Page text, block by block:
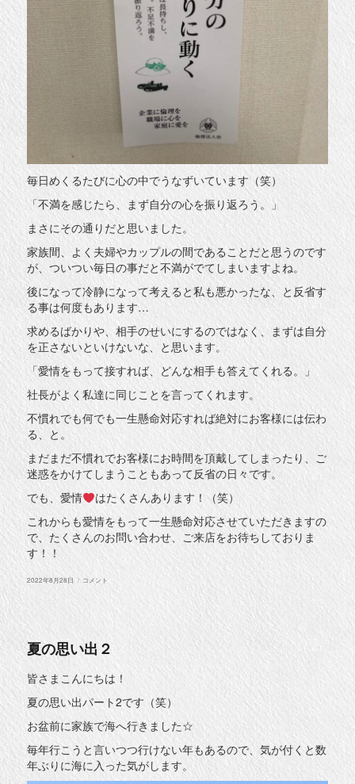
毎日めくるたびに心の中でうなずいています（笑）
「不満を感じたら、まず自分の心を振り返ろう。」
まさにその通りだと思いました。
家族間、よく夫婦やカップルの間であることだと思うのです
が、ついつい毎日の事だと不満がでてしまいますよね。
後になって冷静になって考えると私も悪かったな、と反省す
る事は何度もあります…
求めるばかりや、相手のせいにするのではなく、まずは自分
を正さないといけないな、と思います。
「愛情をもって接すれば、どんな相手も答えてくれる。」
社長がよく私達に同じことを言ってくれます。
不慣れでも何でも一生懸命対応すれば絶対にお客様には伝わ
る、と。
まだまだ不慣れでお客様にお時間を頂戴してしまったり、ご
迷惑をかけてしまうこともあって反省の日々です。
でも、愛情
はたくさんあります！（笑）
これからも愛情をもって一生懸命対応させていただきますの
で、たくさんのお問い合わせ、ご来店をお待ちしておりま
す！！
投
2022年8月28日
今
に
コメント
夏の思い出２
皆さまこんにちは！
夏の思い出パート2です（笑）
お盆前に家族で海へ行きました☆
毎年行こうと言いつつ行けない年もあるので、気が付くと数
年ぶりに海に入った気がします。